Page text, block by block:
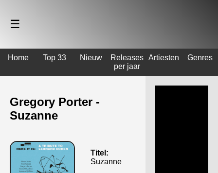
☰
Home Top 33 Nieuw
Releases
per jaar
Artiesten Genres
Gregory Porter -
Suzanne
Titel:
Suzanne